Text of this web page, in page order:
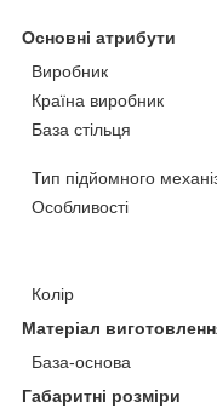
Основні атрибути
Виробник
Країна виробник
База стільця
Тип підйомного
Особливості
Колір
Матеріал
База-основа
Габаритні розміри